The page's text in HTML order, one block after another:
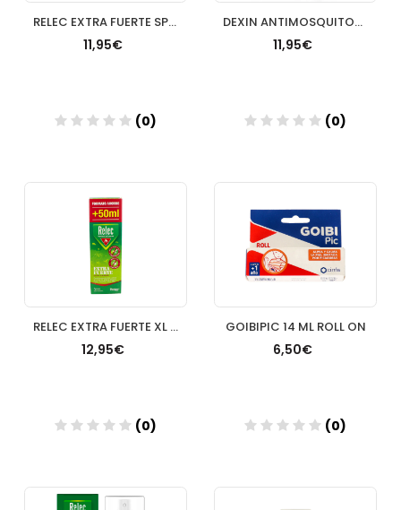
RELEC EXTRA FUERTE SPRAY REPELENTE 75 ML
11,95€
(0)
DEXIN ANTIMOSQUITOS SPRAY REPELENTE DE INSECTOS 100 ML
11,95€
(0)
RELEC EXTRA FUERTE XL 125ML
12,95€
(0)
Añadir
GOIBIPIC 14 ML ROLL ON
6,50€
(0)